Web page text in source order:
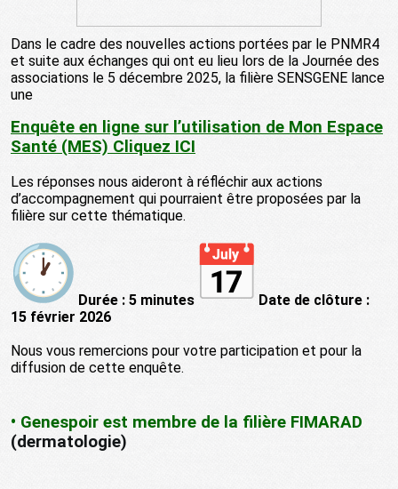
Dans le cadre des nouvelles actions portées par le PNMR4
et suite aux échanges qui ont eu lieu lors de la Journée des
associations le 5 décembre 2025, la filière SENSGENE lance
une
Enquête en ligne sur l’utilisation de Mon Espace
Santé (MES) Cliquez ICI
Les réponses nous aideront à réfléchir aux actions
d’accompagnement qui pourraient être proposées par la
filière sur cette thématique.
Durée : 5 minutes
Date de clôture :
15 février 2026
Nous vous remercions pour votre participation et pour la
diffusion de cette enquête.
• Genespoir est membre de la filière FIMARAD
(dermatologie)